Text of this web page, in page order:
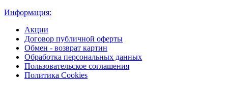
Информация:
Акции
Договор публичной оферты
Обмен - возврат картин
Обработка персональных данных
Пользовательское соглашения
Политика Cookies